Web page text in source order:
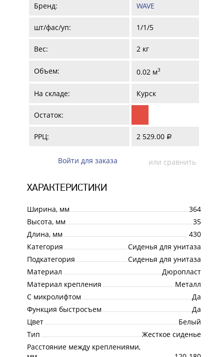
Бренд: WAVE
шт/фас/уп: 1/1/5
Вес: 2 кг
Объем: 0.02 м3
На складе: Курск
Остаток:
РРЦ: 2 529.00 a
Войти для заказа или сравнить
ХАРАКТЕРИСТИКИ
Ширина, мм
364
Высота, мм
35
Длина, мм
430
Категория
Сиденья для унитаза
Подкатегория
Сиденья для унитаза
Материал
Дюропласт
Материал крепления
Металл
С микролифтом
Да
Функция быстросъем
Да
Цвет
Белый
Тип
Жесткое сиденье
Расстояние между креплениями,